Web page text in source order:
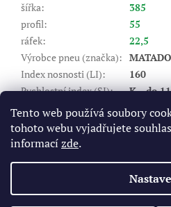
Tento web používá soubory
tohoto webu vyjadřujete
informacízde.
šířka:
385
profil:
55
ráfek:
22,5
Výrobce pneu (značka):
Index nosnosti (LI):
160
Rychlostní index (SI):
K - do
Valivý odpor
Záběr na mokru:
B
Hlučnost DB: